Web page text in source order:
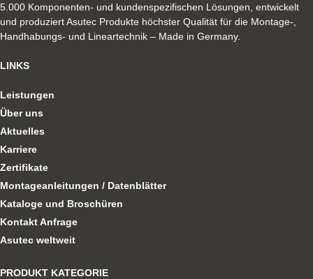
5.000 Komponenten- und kundenspezifischen Lösungen, entwickelt
und produziert Asutec Produkte höchster Qualität für die Montage-,
Handhabungs- und Lineartechnik – Made in Germany.
LINKS
Leistungen
Über uns
Aktuelles
Karriere
Zertifikate
Montageanleitungen / Datenblätter
Kataloge und Broschüren
Kontakt Anfrage
Asutec weltweit
PRODUKT KATEGORIE